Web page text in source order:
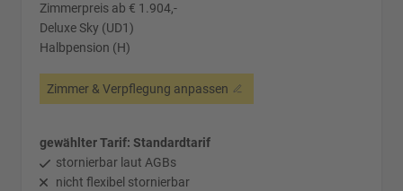
Zimmerpreis ab € 1.904,-
Deluxe Sky (UD1)
Halbpension (H)
Zimmer & Verpflegung anpassen
gewählter Tarif: Standardtarif
stornierbar laut AGBs
nicht flexibel stornierbar